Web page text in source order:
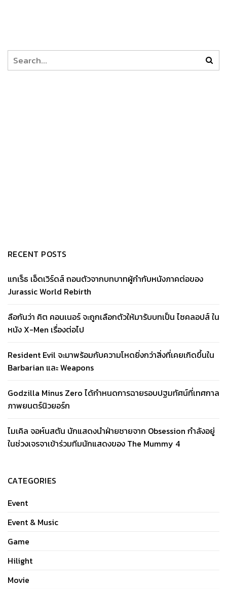
RECENT POSTS
แกเร็ธ เอ็ดเวิร์ดส์ ถอนตัวจากบทบาทผู้กำกับหนังภาคต่อของ
Jurassic World Rebirth
ลือกันว่า คิต คอนเนอร์ จะถูกเลือกตัวให้มารับบทเป็น ไซคลอปส์ ใน
หนัง X-Men เรื่องต่อไป
Resident Evil จะมาพร้อมกับความโหดยิ่งกว่าสิ่งที่เคยเกิดขึ้นใน
Barbarian และ Weapons
Godzilla Minus Zero ได้กำหนดการฉายรอบปฐมทัศน์ที่เทศกาล
ภาพยนตร์นิวยอร์ก
ไมเคิล จอห์นสตัน นักแสดงนำฝ่ายชายจาก Obsession กำลังอยู่
ในช่วงเจรจาเข้าร่วมทีมนักแสดงของ The Mummy 4
CATEGORIES
Event
Event & Music
Game
Hilight
Movie